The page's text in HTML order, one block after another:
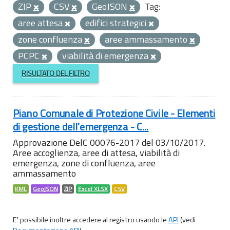
ZIP
CSV GeoJSON
Tag:
aree attesa
edifici strategici
zone confluenza
aree ammassamento
PCPC
viabilità di emergenza
RISULTATO DEL FILTRO
Piano Comunale di Protezione Civile - Elementi
di gestione dell'emergenza - C...
Approvazione DelC 00076-2017 del 03/10/2017.
Aree accoglienza, aree di attesa, viabilità di
emergenza, zone di confluenza, aree
ammassamento
KML GeoJSON ZIP Excel XLSX CSV
E' possibile inoltre accedere al registro usando leAPI(vedi